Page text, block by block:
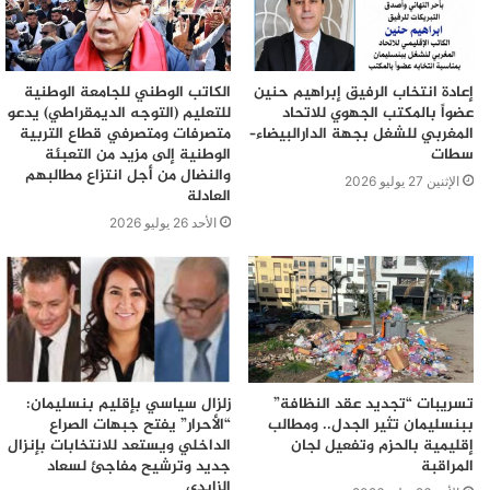
ميزانية إنجاز هذا المشروع 6.5 مليار درهم.
وذكر البلاغ بأنه موازاة مع عملية نزع الملكية هذه، فإن الشركة
الوطنية للطرق السيارة بالمغرب تسجل تقدما هاما في إبرام
عقود الأشغال المتعلقة بمختلف مقاطع المشروع.
2025-2032 الدار البيضاء
الطريق السيار القاري الرباط-الدار البيضاء المغرب
بروتوكول اتفاق بين الدولة كأس العالم
إعادة انتخاب الرفيق إبراهيم حنين
عضواً بالمكتب الجهوي للاتحاد
المغربي للشغل بجهة الدارالبيضاء–
سطات
الإثنين 27 يوليو 2026
الكاتب الوطني للجامعة الوطنية
للتعليم (التوجه الديمقراطي) يدعو
متصرفات ومتصرفي قطاع التربية
الوطنية إلى مزيد من التعبئة
والنضال من أجل انتزاع مطالبهم
العادلة
الأحد 26 يوليو 2026
تسريبات “تجديد عقد النظافة”
ببنسليمان تثير الجدل.. ومطالب
إقليمية بالحزم وتفعيل لجان
المراقبة
زلزال سياسي بإقليم بنسليمان:
“الأحرار” يفتح جبهات الصراع
الداخلي ويستعد للانتخابات بإنزال
جديد وترشيح مفاجئ لسعاد